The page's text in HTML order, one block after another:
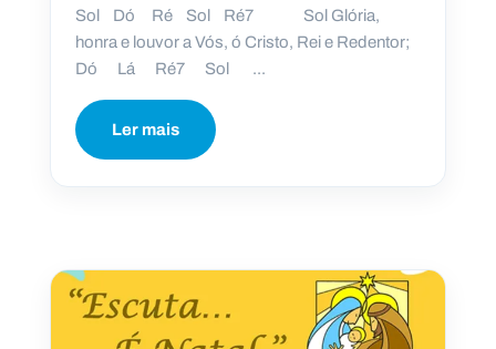
Sol Dó Ré Sol Ré7 Sol Glória,
honra e louvor a Vós, ó Cristo, Rei e Redentor;
Dó Lá Ré7 Sol ...
Ler mais